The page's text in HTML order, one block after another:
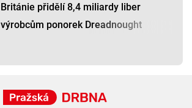
Británie přidělí 8,4 miliardy liber
výrobcům ponorek Dreadnought